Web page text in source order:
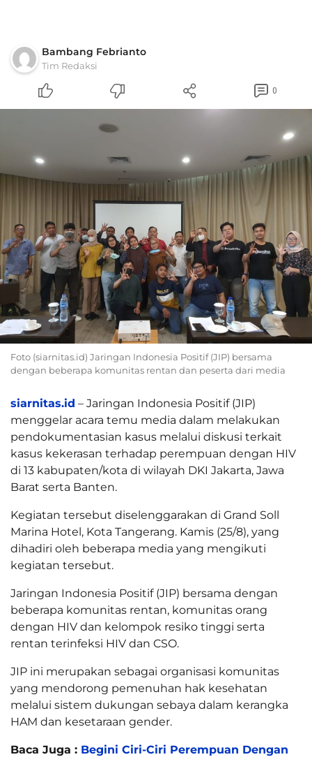
Bambang Febrianto
Tim Redaksi
0
Foto (siarnitas.id) Jaringan Indonesia Positif (JIP) bersama
dengan beberapa komunitas rentan dan peserta dari media
siarnitas.id – Jaringan Indonesia Positif (JIP)
menggelar acara temu media dalam melakukan
pendokumentasian kasus melalui diskusi terkait
kasus kekerasan terhadap perempuan dengan HIV
di 13 kabupaten/kota di wilayah DKI Jakarta, Jawa
Barat serta Banten.
Kegiatan tersebut diselenggarakan di Grand Soll
Marina Hotel, Kota Tangerang. Kamis (25/8), yang
dihadiri oleh beberapa media yang mengikuti
kegiatan tersebut.
Jaringan Indonesia Positif (JIP) bersama dengan
beberapa komunitas rentan, komunitas orang
dengan HIV dan kelompok resiko tinggi serta
rentan terinfeksi HIV dan CSO.
JIP ini merupakan sebagai organisasi komunitas
yang mendorong pemenuhan hak kesehatan
melalui sistem dukungan sebaya dalam kerangka
HAM dan kesetaraan gender.
Baca Juga : Begini Ciri-Ciri Perempuan Dengan